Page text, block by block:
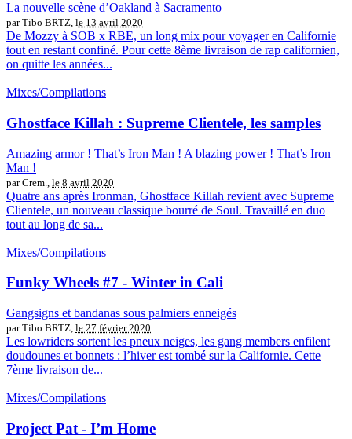
La nouvelle scène d’Oakland à Sacramento
par Tibo BRTZ, le 13 avril 2020
De Mozzy à SOB x RBE, un long mix pour voyager en Californie
tout en restant confiné. Pour cette 8ème livraison de rap californien,
on quitte les années...
Mixes/Compilations
Ghostface Killah : Supreme Clientele, les samples
Amazing armor ! That’s Iron Man ! A blazing power ! That’s Iron
Man !
par Crem., le 8 avril 2020
Quatre ans après Ironman, Ghostface Killah revient avec Supreme
Clientele, un nouveau classique bourré de Soul. Travaillé en duo
tout au long de sa...
Mixes/Compilations
Funky Wheels #7 - Winter in Cali
Gangsigns et bandanas sous palmiers enneigés
par Tibo BRTZ, le 27 février 2020
Les lowriders sortent les pneux neiges, les gang members enfilent
doudounes et bonnets : l’hiver est tombé sur la Californie. Cette
7ème livraison de...
Mixes/Compilations
Project Pat - I’m Home